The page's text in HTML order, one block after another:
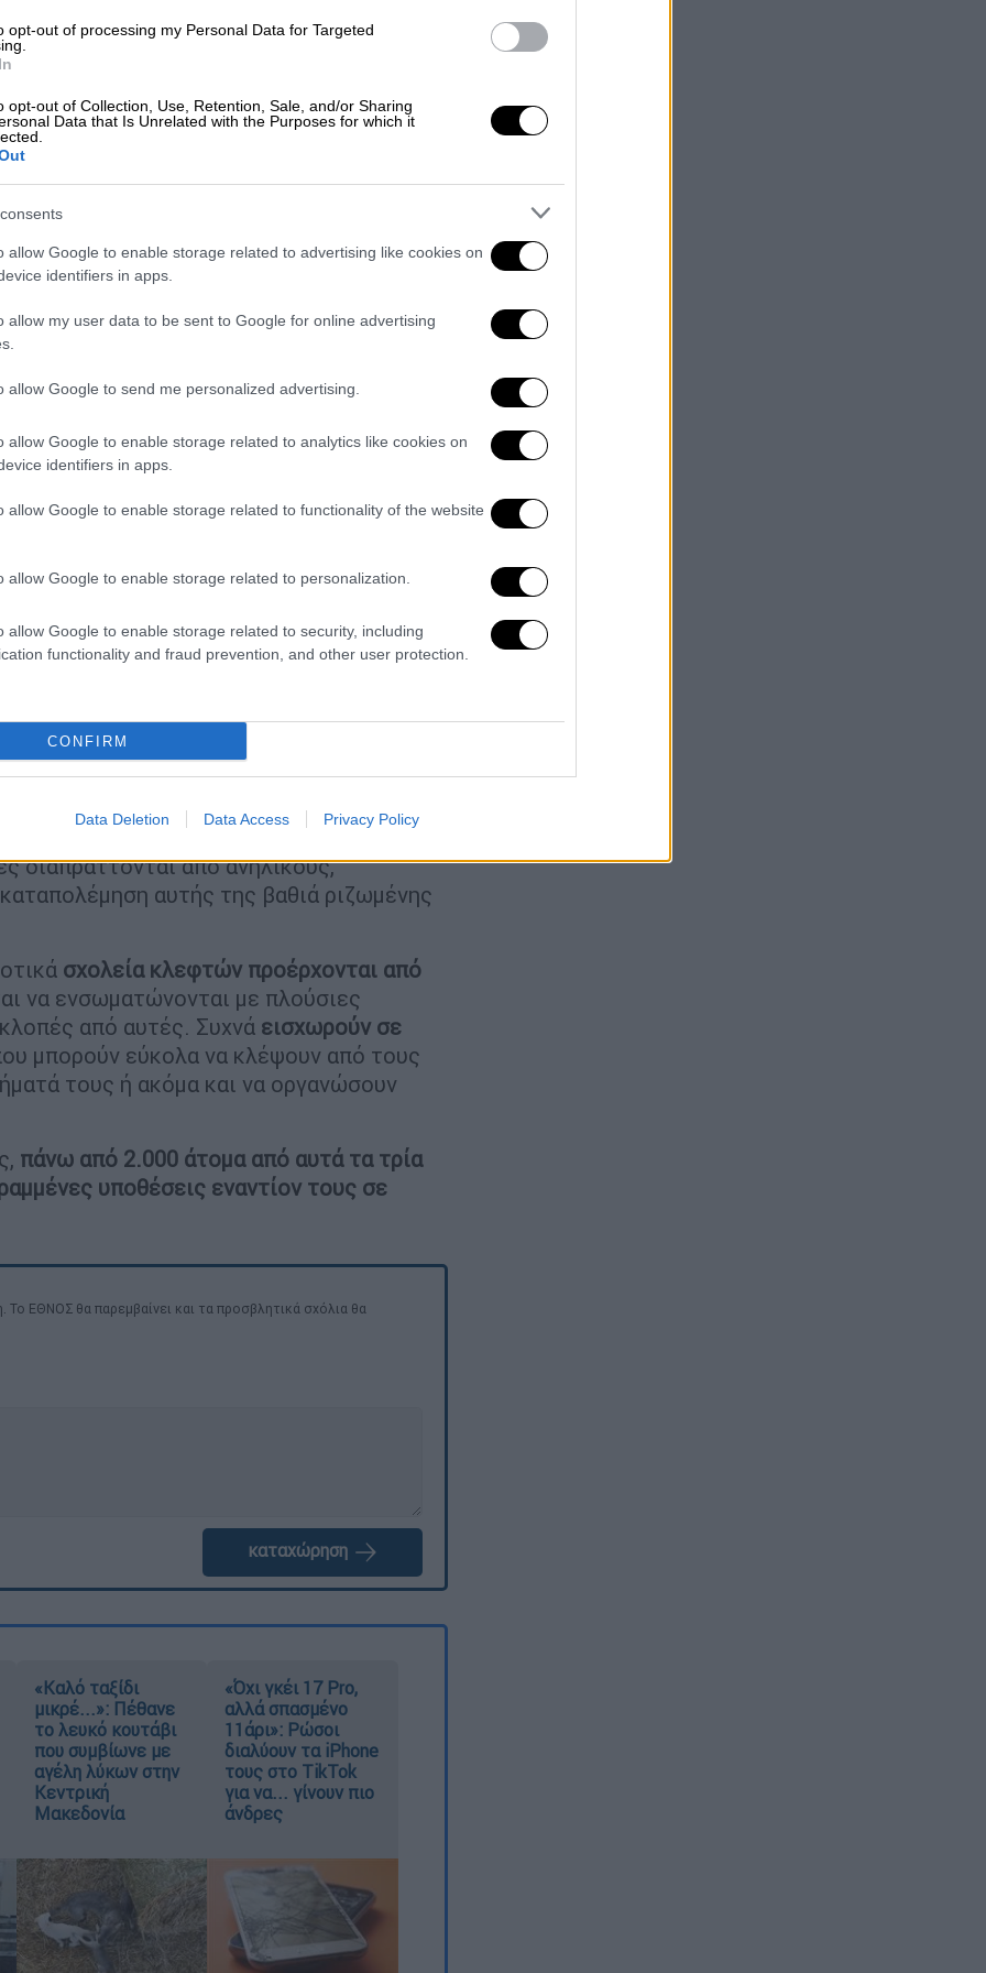
opt-out of processing my Personal Data for Targeted
opt-out of Collection, Use, Retention, Sale, and/or Sharing
Data that Is Unrelated with the Purposes for which it
allow Google to enable storage related to advertising like cookies on
identifiers in apps.
allow my user data to be sent to Google for online advertising
allow Google to send me personalized advertising.
allow Google to enable storage related to analytics like cookies on
identifiers in apps.
allow Google to enable storage related to functionality of the website
allow Google to enable storage related to personalization.
allow Google to enable storage related to security, including
functionality and fraud prevention, and other user protection.
CONFIRM
Data Deletion Data Access Privacy Policy
ρωσικού ελικοπτέρου που
τωνσυμμοριώνκαι τηνκαταβολή των
τα παιδιά τους στο σχολείο
διάφορες δεξιότητες και να
Μετά την αποφοίτηση και την ένταξή
λαμβάνει ετήσια πληρωμή 300.000
δολάρια) από τους
ηγέτες της
στην Ινδία
σε αυτά τα απομακρυσμένα χωριά
που συμβαίνουν εκεί,
προστατεύουν πάντα τις
σε ξένους και θα αντιμετωπίσουν
κάποιον δικό τους.
παίρνουμε μαζί μας δυνάμεις από αρκετά
τους κατηγορούμενους», δήλωσε ο
τμήματος της Μπόδα, στο
εκπαιδευμένοιστην αρπαγή τσαντών,
δραστηριότητες, συχνά
ετών για να πραγματοποιήσουν τις
διαπράττονται από ανηλίκους,
αυτής της βαθιά ριζωμένης
σχολεία κλεφτών προέρχονται από
να ενσωματώνονται με πλούσιες
κλοπές από αυτές. Συχνά εισχωρούν σε
μπορούν εύκολα να κλέψουν από τους
τους ή ακόμα και να οργανώσουν
πάνω από 2.000 άτομα από αυτά τα τρία
υποθέσεις εναντίον τους σε
ΕΘΝΟΣ θα παρεμβαίνει και τα προσβλητικά σχόλια θα
καταχώρηση
«Καλό ταξίδι
μικρέ...»: Πέθανε
το λευκό κουτάβι
που συμβίωνε με
αγέλη λύκων στην
Κεντρική
Μακεδονία
«Όχι γκέι 17 Pro,
αλλά σπασμένο
11άρι»: Ρώσοι
διαλύουν τα iPhone
τους στο TikTok
για να... γίνουν πιο
άνδρες